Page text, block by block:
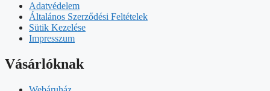
Adatvédelem
Általános Szerződési Feltételek
Sütik Kezelése
Impresszum
Vásárlóknak